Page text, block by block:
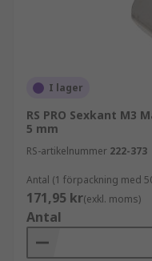
I lager
RS PRO Sexkant M3
5 mm
RS-artikelnummer 222-373
Antal (1 förpackning med
171,95 kr(exkl. moms)
Antal